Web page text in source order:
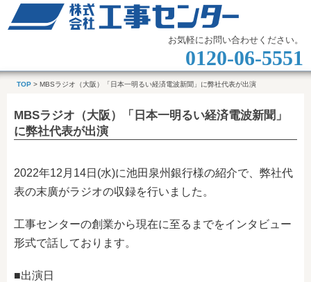
お気軽にお問い合わせください。
0120-06-5551
TOP > MBSラジオ（大阪）「日本一明るい経済電波新聞」に弊社代表が出演
MBSラジオ（大阪）「日本一明るい経済電波新聞」
に弊社代表が出演
2022年12月14日(水)に池田泉州銀行様の紹介で、弊社代
表の末廣がラジオの収録を行いました。
工事センターの創業から現在に至るまでをインタビュー
形式で話しております。
■出演日